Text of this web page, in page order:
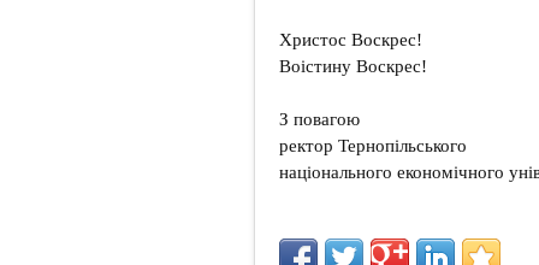
Христос Воскрес!
Воістину Воскрес!
З повагою
ректор Тернопільського
національного економічного